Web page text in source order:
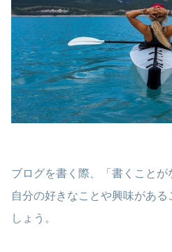
ブログを書く際、「書くことが
自分の好きなことや興味がある
しょう。